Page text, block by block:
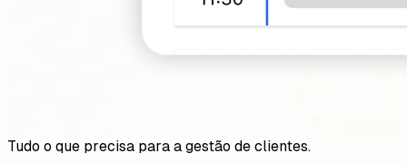
Tudo o que precisa para a gestão de clientes.